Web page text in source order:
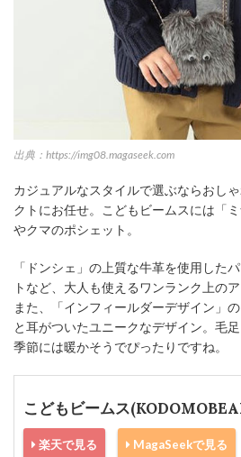
出典：https://img08.magaseek.com
カジュアルなスタイルで選ぶならおし
クトにお任せ。こどもビームスには「
やクマのポシェット。
「ドンシェ」の上質な牛革を使用した
トなど、大人も使えるワンランク上の
また、「インフィールダーデザイン」
と耳がついたユニークなデザイン。毛
季節には暖かそうでぴったりですね。
こどもビームス
楽天で見る MagaSeekで見る